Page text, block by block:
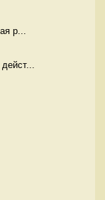
р...